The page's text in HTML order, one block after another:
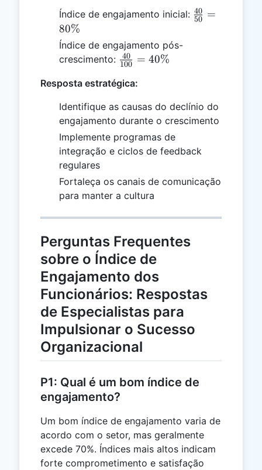
Índice de engajamento inicial: \frac{40}
50
40 =
80%
Índice de engajamento pós-
crescimento: \frac{40}
40\%
100
40 = 40%
Resposta estratégica:
Identifique as causas do declínio do
engajamento durante o crescimento
Implemente programas de
integração e ciclos de feedback
regulares
Fortaleça os canais de comunicação
para manter a cultura
Perguntas Frequentes
sobre o Índice de
Engajamento dos
Funcionários: Respostas
de Especialistas para
Impulsionar o Sucesso
Organizacional
P1: Qual é um bom índice de
engajamento?
Um bom índice de engajamento varia de
acordo com o setor, mas geralmente
excede 70%. Índices mais altos indicam
forte comprometimento e satisfação